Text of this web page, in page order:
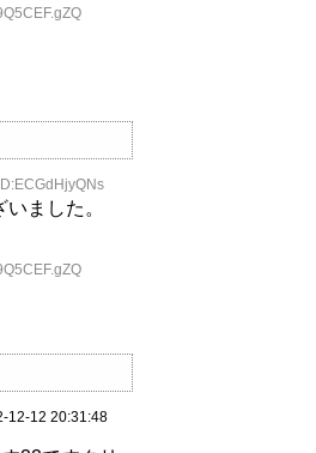
ID:ECGdHjyQNs
ました。
12-12 20:31:48